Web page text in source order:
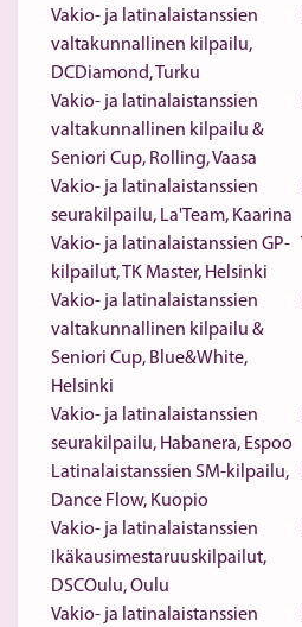
Vakio- ja latinalaistanssien
valtakunnallinen kilpailu,
DCDiamond, Turku
Vakio- ja latinalaistanssien
valtakunnallinen kilpailu &
Seniori Cup, Rolling, Vaasa
Vakio- ja latinalaistanssien
seurakilpailu, La'Team, Kaarina
Vakio- ja latinalaistanssien GP-
kilpailut, TK Master, Helsinki
Vakio- ja latinalaistanssien
valtakunnallinen kilpailu &
Seniori Cup, Blue&White,
Helsinki
Vakio- ja latinalaistanssien
seurakilpailu, Habanera, Espoo
Latinalaistanssien SM-kilpailu,
Dance Flow, Kuopio
Vakio- ja latinalaistanssien
Ikäkausimestaruuskilpailut,
DSCOulu, Oulu
Vakio- ja latinalaistanssien